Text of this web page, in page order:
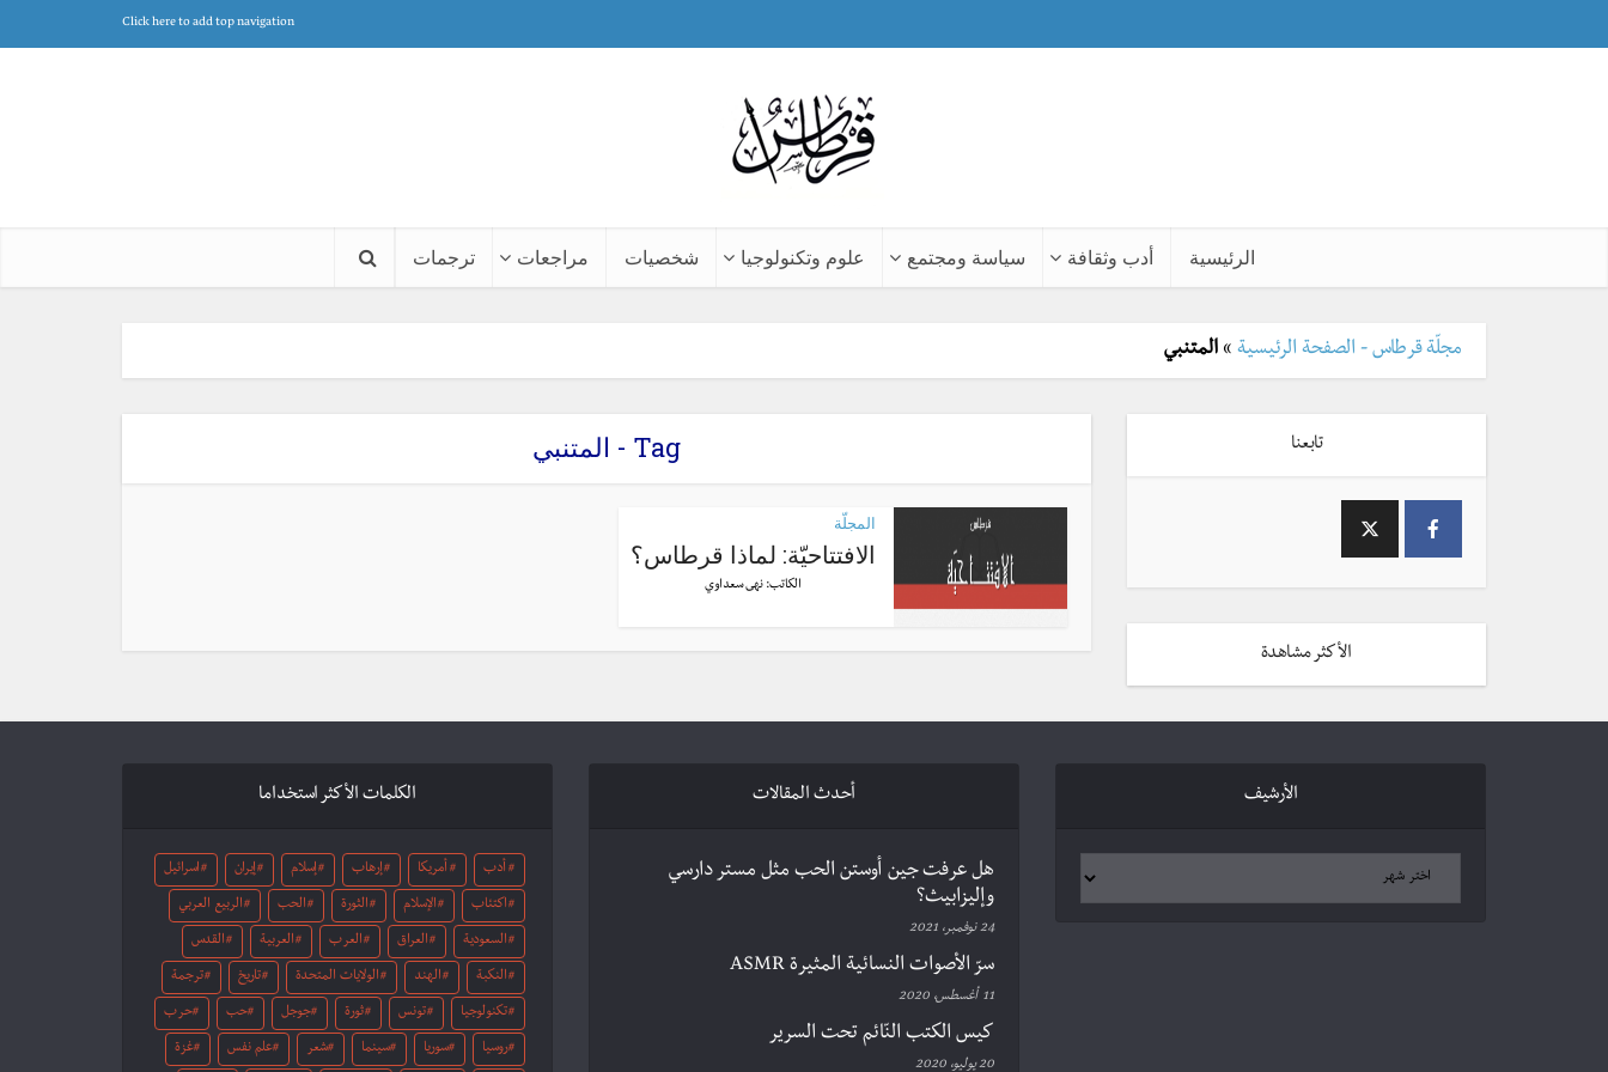
Click here to add top navigation
الرئيسية أدب وثقافة سياسة ومجتمع علوم وتكنولوجيا شخصيات مراجعات ترجمات
مجلّة قرطاس - الصفحة الرئيسية » المتنبي
Tag - المتنبي
المجلّة
الافتتاحيّة: لماذا قرطاس؟
الكاتب: نهى سعداوي
تابعنا
الأكثر مشاهدة
الكلمات الأكثر استخداما
أدب أمريكا إرهاب إسلام إيران اسرائيل
اكتئاب الإسلام الثورة الحب الربيع العربي
السعودية العراق العرب العربية القدس
النكبة الهند الولايات المتحدة تاريخ ترجمة
تكنولوجيا تونس ثورة جوجل حب حرب
روسيا سوريا سينما شعر علم نفس غزة
أحدث المقالات
هل عرفت جين أوستن الحب مثل مستر دارسي
وإليزابيث؟
24 نوفمبر، 2021
سرّ الأصوات النسائية المثيرة ASMR
11 أغسطس، 2020
كيس الكتب النّائم تحت السرير
20 يوليو، 2020
الأرشيف